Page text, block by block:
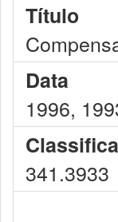
Título
Data
1996,
341.3933